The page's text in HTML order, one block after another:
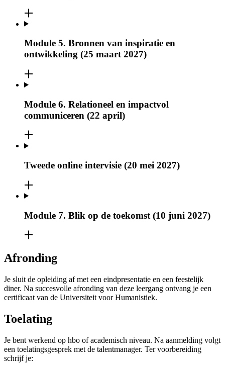
Module 5. Bronnen van inspiratie en
ontwikkeling (25 maart 2027)
Module 6. Relationeel en impactvol
communiceren (22 april)
Tweede online intervisie (20 mei 2027)
Module 7. Blik op de toekomst (10 juni 2027)
Afronding
Je sluit de opleiding af met een eindpresentatie en een feestelijk
diner. Na succesvolle afronding van deze leergang ontvang je een
certificaat van de Universiteit voor Humanistiek.
Toelating
Je bent werkend op hbo of academisch niveau. Na aanmelding volgt
een toelatingsgesprek met de talentmanager. Ter voorbereiding
schrijf je: